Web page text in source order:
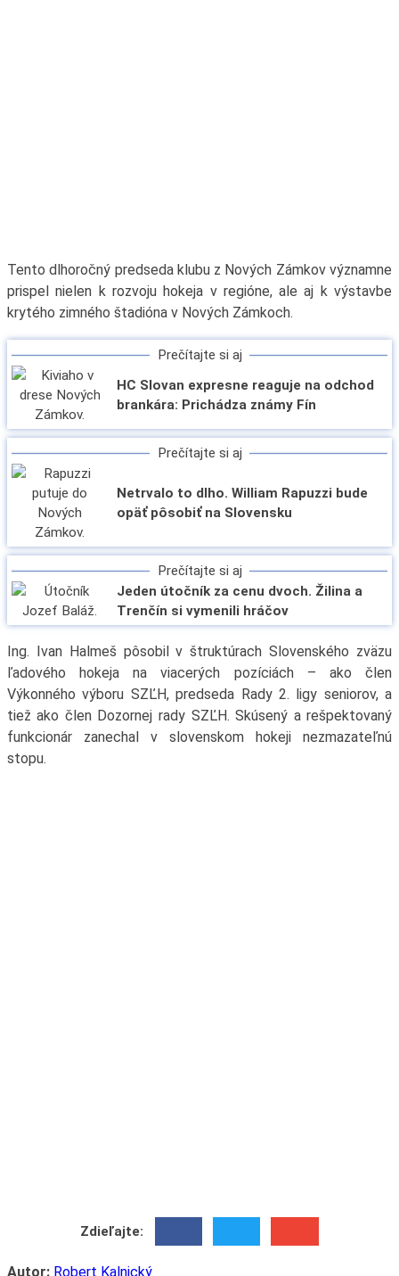
Tento dlhoročný predseda klubu z Nových Zámkov významne
prispel nielen k rozvoju hokeja v regióne, ale aj k výstavbe
krytého zimného štadióna v Nových Zámkoch.
Prečítajte si aj
HC Slovan expresne reaguje na odchod
brankára: Prichádza známy Fín
Prečítajte si aj
Netrvalo to dlho. William Rapuzzi bude
opäť pôsobiť na Slovensku
Prečítajte si aj
Jeden útočník za cenu dvoch. Žilina a
Trenčín si vymenili hráčov
Ing. Ivan Halmeš pôsobil v štruktúrach Slovenského zväzu
ľadového hokeja na viacerých pozíciách – ako člen
Výkonného výboru SZĽH, predseda Rady 2. ligy seniorov, a
tiež ako člen Dozornej rady SZĽH. Skúsený a rešpektovaný
funkcionár zanechal v slovenskom hokeji nezmazateľnú
stopu.
Zdieľajte:
Autor: Robert Kalnický